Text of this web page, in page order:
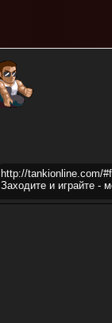
http://tankionline.com/
Заходите и играйте -